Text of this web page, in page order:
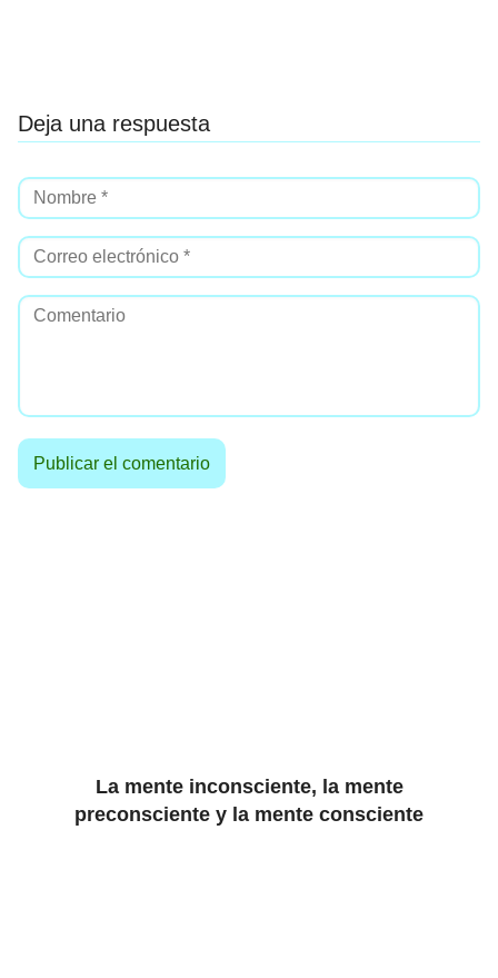
Deja una respuesta
La mente inconsciente, la mente
preconsciente y la mente consciente